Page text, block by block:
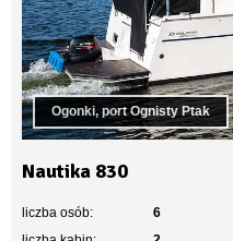
Ogonki, port Ognisty Ptak
Nautika 830
liczba osób:
6